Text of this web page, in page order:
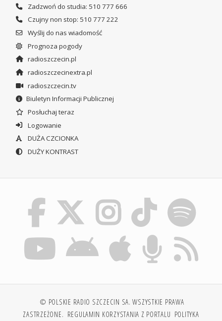
Zadzwoń do studia: 510 777 666
Czujny non stop: 510 777 222
Wyślij do nas wiadomość
Prognoza pogody
radioszczecin.pl
radioszczecinextra.pl
radioszczecin.tv
Biuletyn Informacji Publicznej
Posłuchaj teraz
Logowanie
DUŻA CZCIONKA
DUŻY KONTRAST
© POLSKIE RADIO SZCZECIN SA. WSZYSTKIE PRAWA
ZASTRZEŻONE. REGULAMIN KORZYSTANIA Z PORTALU POLITYKA